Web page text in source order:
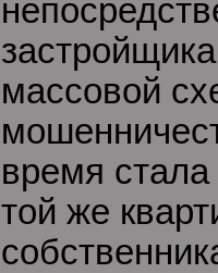
массовой
время
той же